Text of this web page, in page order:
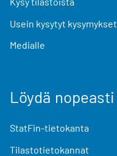
Usein kysytyt kysymykset
Medialle
Löydä nopeasti
StatFin-tietokanta
Tilastotietokannat